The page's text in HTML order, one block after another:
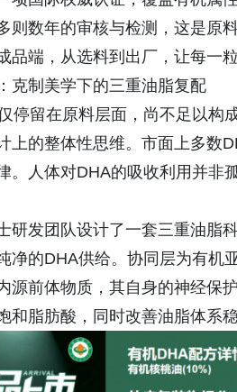
则数年的审核与检测，这是原
品端，从选料到出厂，让每一
克制美学下的三重油脂复配
停留在原料层面，尚不足以构
上的整体性思维。市面上多数
。人体对DHA的吸收利用并非
研发团队设计了一套三重油脂
净的DHA供给。协同层为有机
源前体物质，其自身的神经保
和脂肪酸，同时改善油脂体系